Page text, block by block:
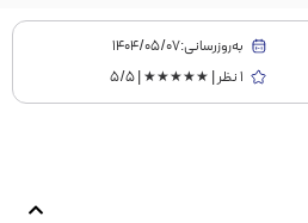
به‌روز‌رسانی:۱۴۰۴/۰۵/۰۷
1 نظر | ★★★★★ | 5/5